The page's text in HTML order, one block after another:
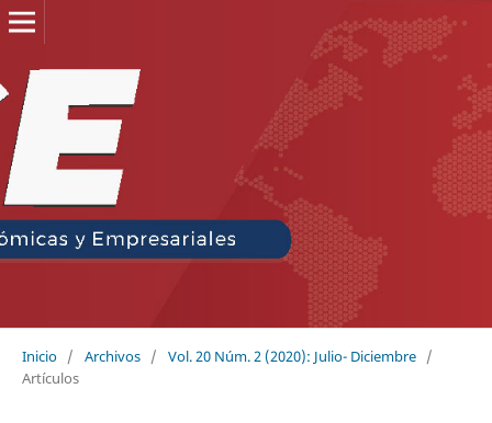
Inicio / Archivos / Vol. 20 Núm. 2 (2020): Julio- Diciembre /
Artículos